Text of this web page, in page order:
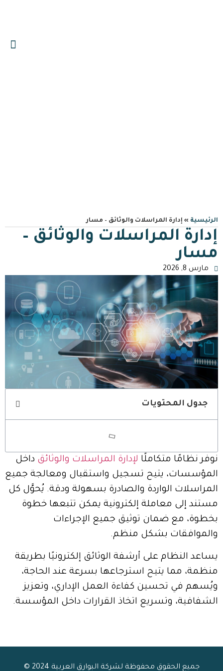
الرئيسية » إدارة المراسلات والوثائق – مسار
إدارة المراسلات والوثائق –
مسار
مارس 8, 2026
جدول المحتويات
نوفر نظامًا متكاملًا لإدارة المراسلات والوثائق داخل
المؤسسات، يتيح تسجيل واستقبال ومعالجة جميع
المراسلات الواردة والصادرة بسهولة ودقة. يُحوَّل كل
مستند إلى معاملة إلكترونية يمكن تتبعها خطوة
بخطوة، مع ضمان توثيق جميع الإجراءات
والموافقات بشكل منظم.
يساعد النظام على أرشفة الوثائق إلكترونيًا بطريقة
منظمة، مما يتيح استرجاعها بسرعة عند الحاجة،
ويُسهم في تحسين كفاءة العمل الإداري، وتعزيز
الشفافية، وتسريع اتخاذ القرارات داخل المؤسسة.
جميع الحقوق محفوظة لشركة البوارق العربية 2024 ©